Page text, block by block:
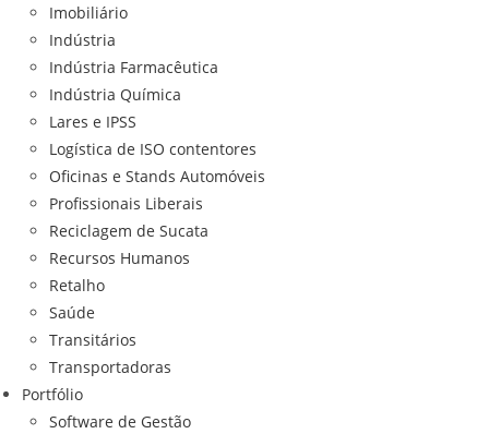
Imobiliário
Indústria
Indústria Farmacêutica
Indústria Química
Lares e IPSS
Logística de ISO contentores
Oficinas e Stands Automóveis
Profissionais Liberais
Reciclagem de Sucata
Recursos Humanos
Retalho
Saúde
Transitários
Transportadoras
Portfólio
Software de Gestão